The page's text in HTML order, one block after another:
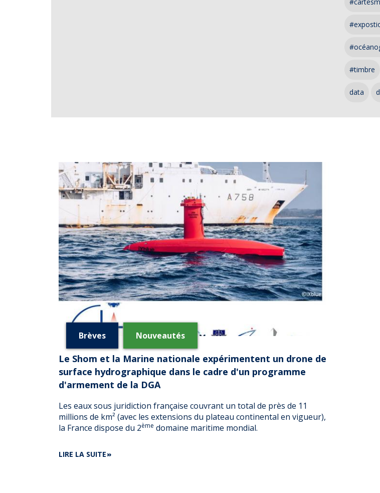
#timbre
data
Brèves Nouveautés
Le Shom et la Marine nationale expérimentent un drone de
surface hydrographique dans le cadre d'un programme
d'armement de la DGA
Les eaux sous juridiction française couvrant un total de près de 11
millions de km² (avec les extensions du plateau continental en vigueur),
la France dispose du 2ème domaine maritime mondial.
LIRE LA SUITEDE